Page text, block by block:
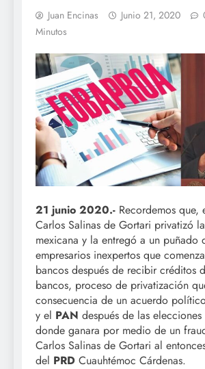
Juan Encinas Junio 21, 2020
Minutos
21 junio 2020.- Recordemos que,
Carlos Salinas de Gortari privatizó
mexicana y la entregó a un puñado
empresarios inexpertos que
bancos después de recibir créditos
bancos, proceso de privatización
consecuencia de un acuerdo
y el PAN después de las
donde ganara por medio de un
Carlos Salinas de Gortari al
del PRD Cuauhtémoc Cárdenas.